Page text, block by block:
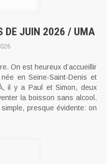
DE JUIN 2026 / UMA
On est heureux d’accueillir
en Seine-Saint-Denis et
il y a Paul et Simon, deux
la boisson sans alcool.
presque évidente: on